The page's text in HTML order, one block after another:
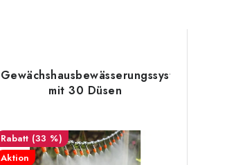
Gewächshausbewässerungssystem
mit 30 Düsen
(33 %)
Aktion